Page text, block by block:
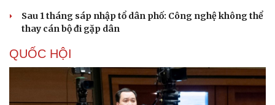
Văn hóa
Sân khấu - Điện ảnh
Nghệ sĩ
Thời trang
Sao Việt
Quảng Trị đưa cán bộ về làm việc tại trung tâm
Cà Mau bổ nhiệm 3 phó giám đốc sở
Bổ nhiệm 2 Thứ trưởng Bộ Ngoại giao